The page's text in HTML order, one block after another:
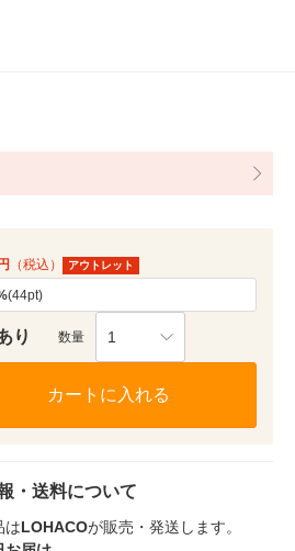
円 （税込） アウトレット
(44pt)
り 数量 1
カートに入れる
・送料について
はLOHACOが販売・発送します。